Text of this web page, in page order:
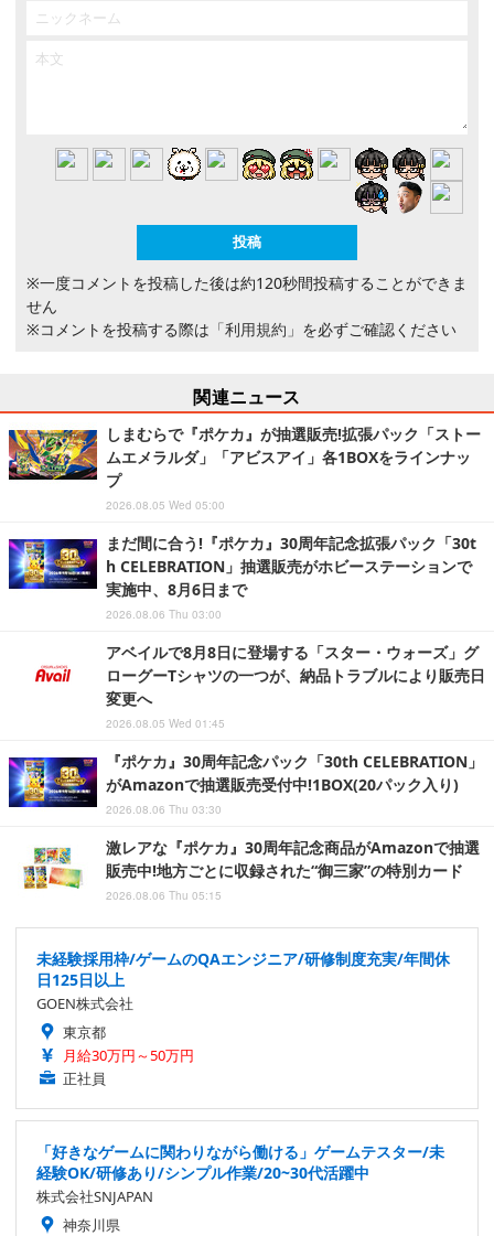
※一度コメントを投稿した後は約120秒間投稿することができま
せん
※コメントを投稿する際は 「利用規約」 を必ずご確認ください
関連ニュース
しまむらで『ポケカ』が抽選販売!拡張パック「ストー
ムエメラルダ」「アビスアイ」各1BOXをラインナッ
プ
2026.08.05 Wed 05:00
まだ間に合う!『ポケカ』30周年記念拡張パック「30t
h CELEBRATION」抽選販売がホビーステーションで
実施中、8月6日まで
2026.08.06 Thu 03:00
アベイルで8月8日に登場する「スター・ウォーズ」グ
ローグーTシャツの一つが、納品トラブルにより販売日
変更へ
2026.08.05 Wed 01:45
『ポケカ』30周年記念パック「30th CELEBRATION」
がAmazonで抽選販売受付中!1BOX(20パック入り)
2026.08.06 Thu 03:30
激レアな『ポケカ』30周年記念商品がAmazonで抽選
販売中!地方ごとに収録された“御三家”の特別カード
2026.08.06 Thu 05:15
未経験採用枠/ゲームのQAエンジニア/研修制度充実/年間休
日125日以上
GOEN株式会社
東京都
月給30万円～50万円
正社員
「好きなゲームに関わりながら働ける」ゲームテスター/未
経験OK/研修あり/シンプル作業/20~30代活躍中
株式会社SNJAPAN
神奈川県